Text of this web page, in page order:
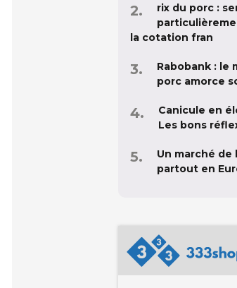
rix du porc :
la cotation fran
Rabobank : le
porc amorce
Canicule en
Les bons
Un marché
partout en